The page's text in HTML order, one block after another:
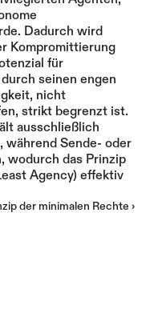
Dadurch wird
Kompromittierung
für
seinen engen
nicht
strikt begrenzt ist.
ausschließlich
während Sende- oder
wodurch das Prinzip
Agency) effektiv
der minimalen Rechte ›